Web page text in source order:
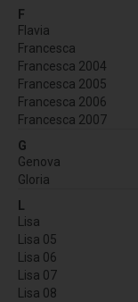
F
Flavia
Francesca
Francesca 2004
Francesca 2005
Francesca 2006
Francesca 2007
G
Genova
Gloria
L
Lisa
Lisa 05
Lisa 06
Lisa 07
Lisa 08